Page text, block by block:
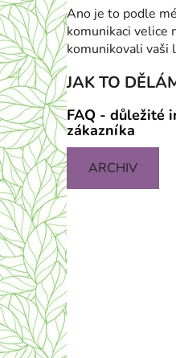
Ano je to podle
komunikaci velice
komunikovali vaši
JAK TO
FAQ - důležité
zákazníka
ARCHIV